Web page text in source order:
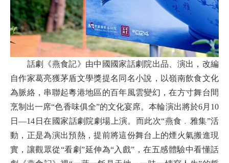
話劇《燕食記》由中國國家話劇院出品、演出，改編
自作家葛亮獲茅盾文學獎提名同名小說，以嶺南飲食文化
為脈絡，串聯起粵港地區的百年風雲變幻，在方寸舞台間
烹制出一席“色香味俱全”的文化宴席。本輪演出將於6月10
日—14日在國家話劇院劇場上演。而此次“燕食﹒雅集”活
動，正是為演出預熱，提前將這份舞台上的煙火氣搬進現
實，讓觀眾從“看劇”延伸為“入戲”，在五感體驗中看懂話